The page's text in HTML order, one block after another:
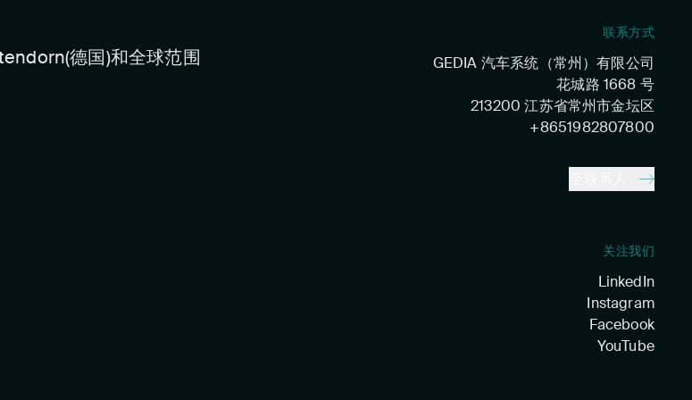
德国)和全球范围
联系方式
GEDIA 汽车系统（常州）有限公司
花城路 1668 号
213200 江苏省常州市金坛区
+8651982807800
关注我们
LinkedIn
Instagram
Facebook
YouTube